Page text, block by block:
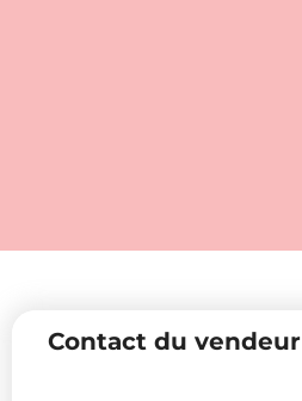
Contact du vendeur